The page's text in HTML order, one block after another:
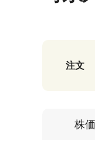
注文
株価